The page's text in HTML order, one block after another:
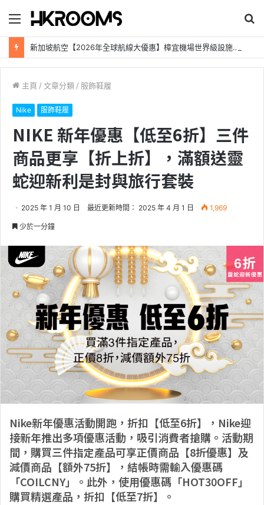
目
錄
尋
新加坡航空【2026年全球航線大優惠】樟宜機場世界級設施帶您環遊世界！
主頁 / 文章分類 / 服飾鞋履
Nike 服飾鞋履
NIKE 新年優惠【低至6折】三件
商品更享【折上折】，滿額送靈
蛇迎新利是封與旅行套裝
2025 年 1 月 10 日 最近更新時間： 2025 年 4 月 1 日 1,969
少於一分鐘
Nike新年優惠活動開跑，折扣【低至6折】，Nike迎
接新年推出多項優惠活動，吸引消費者搶購。活動期
間，購買三件指定產品可享正價商品【8折優惠】及
減價商品【額外75折】，結帳時需輸入優惠碼
「COILCNY」。此外，使用優惠碼「HOT30OFF」
購買精選產品，折扣【低至7折】。